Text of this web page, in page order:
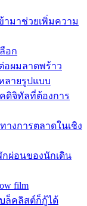
มาช่วยเพิ่มความ
อก
อผมลาดพร้าว
ลายรูปแบบ
ดิจิทัลที่ต้องการ
างการตลาดในเชิง
กผ่อนของนักเดิน
film
ล็คลิสต์ก็กู้ได้